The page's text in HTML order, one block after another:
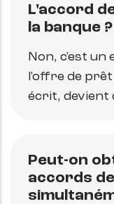
L'accord
la banque ?
Non, c'est un
l'offre de
écrit, devient
Peut-on
accords